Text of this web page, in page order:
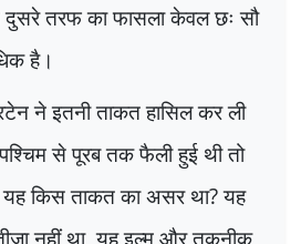
तरफ का फासला केवल छः सौ
है।
ने इतनी ताकत हासिल कर ली
से पूरब तक फैली हुई थी तो
किस ताकत का असर था?यह